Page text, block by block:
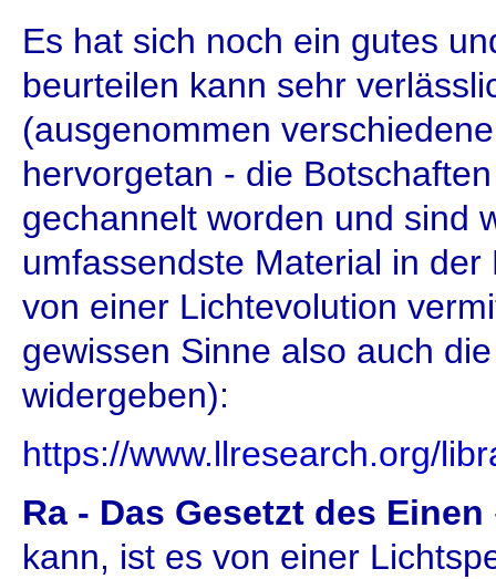
Es hat sich noch ein gutes
beurteilen kann sehr
(ausgenommen
hervorgetan - die
gechannelt worden und sind
umfassendste Material in
von einer Lichtevolution
gewissen Sinne also auch
widergeben):
https://www.llresearch.org/
Ra - Das Gesetzt des Einen
kann, ist es von einer